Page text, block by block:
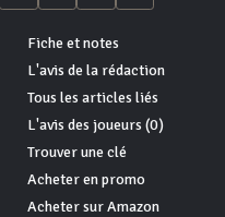
Fiche et notes
L'avis de la rédaction
Tous les articles liés
L'avis des joueurs (0)
Trouver une clé
Acheter en promo
Acheter sur Amazon